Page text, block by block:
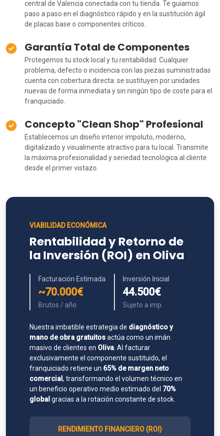
central de Valencia conectada con tu tienda. Te guiamos
paso a paso en el diagnóstico rápido y en la sustitución ágil
de placas base o componentes críticos.
Garantía Total de Componentes
Protegemos tu stock local y tu rentabilidad. Cualquier
problema, defecto o incidencia con las piezas suministradas
cuenta con cobertura directa: se sustituyen por unidades
nuevas de forma inmediata y sin ningún tipo de coste para el
franquiciado.
Concepto "Clean Shop" Profesional
Establecemos un diseño interior impoluto, moderno,
digitalizado y visualmente atractivo para tu local. Transmite
la máxima profesionalidad y seriedad tecnológica al cliente
desde el primer vistazo.
VIABILIDAD ECONÓMICA
Rentabilidad y Retorno de
la Inversión (ROI) en Oliva
Facturación Estimada
~70.000€
Brutos / año
Inversión Inicial
44.500€
Sujeto a imp.
Nuestra imbatible estrategia de diagnóstico y
mano de obra gratuitosactúa como un imán
masivo de clientes en Oliva . Al facturar
exclusivamente el componente sustituido, el
franquiciado retiene un 65% de margen neto
comercial , transformando el volumen técnico en
un beneficio operativo medio estimado del 70%
global gracias a la rotación constante de stock.
RENDIMIENTO FINANCIERO (ROI)